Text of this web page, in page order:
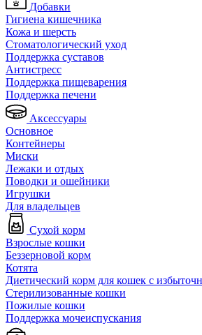
Добавки
Гигиена кишечника
Кожа и шерсть
Cтоматологический уход
Поддержка суставов
Антистресс
Поддержка пищеварения
Поддержка печени
Аксессуары
Основное
Контейнеры
Миски
Лежаки и отдых
Поводки и ошейники
Игрушки
Для владельцев
Сухой корм
Взрослые кошки
Беззерновой корм
Котята
Диетический корм для кошек с
Стерилизованные кошки
Пожилые кошки
Поддержка мочеиспускания